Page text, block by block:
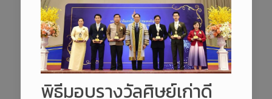
พิธีมอบรางวัลศิษย์เก่าดี